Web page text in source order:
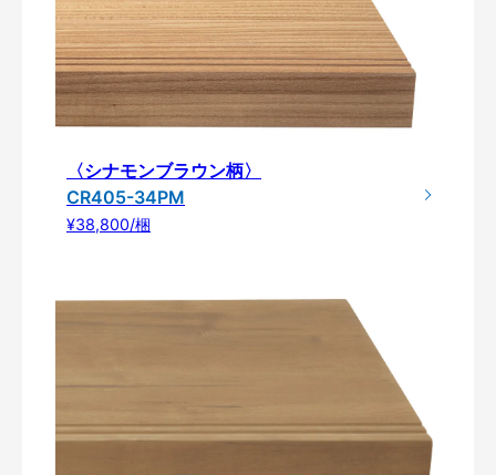
〈シナモンブラウン柄〉
CR405-34PM
¥38,800/梱